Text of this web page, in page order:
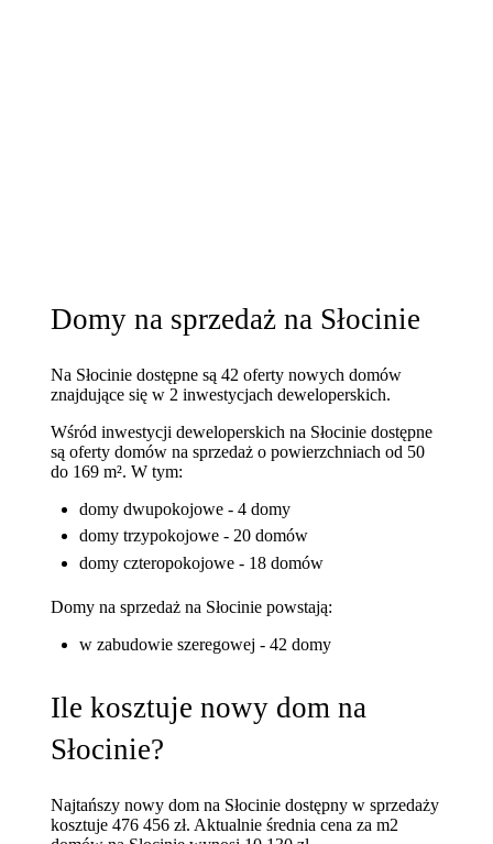
Domy na sprzedaż na Słocinie
Na Słocinie dostępne są 42 oferty nowych domów
znajdujące się w 2 inwestycjach deweloperskich.
Wśród inwestycji deweloperskich na Słocinie dostępne
są oferty domów na sprzedaż o powierzchniach od 50
do 169 m². W tym:
domy dwupokojowe - 4 domy
domy trzypokojowe - 20 domów
domy czteropokojowe - 18 domów
Domy na sprzedaż na Słocinie powstają:
w zabudowie szeregowej - 42 domy
Ile kosztuje nowy dom na
Słocinie?
Najtańszy nowy dom na Słocinie dostępny w sprzedaży
kosztuje 476 456 zł. Aktualnie średnia cena za m2